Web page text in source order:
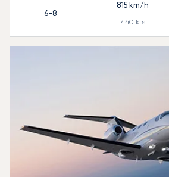
6-8
815 km/h
440 kts